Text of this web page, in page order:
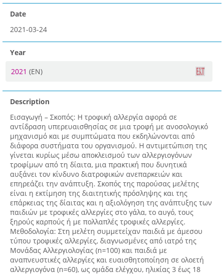
Date
2021-03-24
Year
2021 (EN)
Description
Εισαγωγή – Σκοπός: Η τροφική αλλεργία αφορά σε
αντίδραση υπερευαισθησίας σε μια τροφή με ανοσολογικό
μηχανισμό και με συμπτώματα που εκδηλώνονται από
διάφορα συστήματα του οργανισμού. Η αντιμετώπιση της
γίνεται κυρίως μέσω αποκλεισμού των αλλεργιογόνων
τροφίμων από τη δίαιτα, μια πρακτική που δυνητικά
αυξάνει τον κίνδυνο διατροφικών ανεπαρκειών και
επηρεάζει την ανάπτυξη. Σκοπός της παρούσας μελέτης
είναι η εκτίμηση της διαιτητικής πρόσληψης και της
επάρκειας της δίαιτας και η αξιολόγηση της ανάπτυξης των
παιδιών με τροφικές αλλεργίες στο γάλα, το αυγό, τους
ξηρούς καρπούς ή με πολλαπλές τροφικές αλλεργίες.
Μεθοδολογία: Στη μελέτη συμμετείχαν παιδιά με άμεσου
τύπου τροφικές αλλεργίες, διαγνωσμένες από ιατρό της
Μονάδας Αλλεργιολογίας (n=100) και παιδιά με
αναπνευστικές αλλεργίες και ευαισθητοποίηση σε ολοετή
αλλεργιογόνα (n=60), ως ομάδα ελέγχου, ηλικίας 3 έως 18